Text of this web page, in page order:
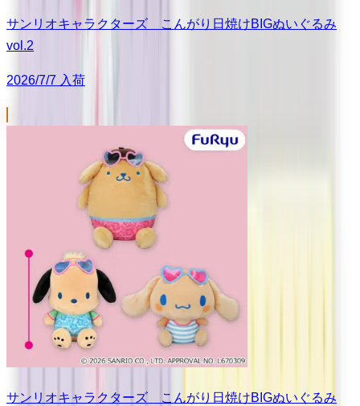
サンリオキャラクターズ こんがり日焼けBIGぬいぐるみ
vol.2
2026/7/7 入荷
サンリオキャラクターズ こんがり日焼けBIGぬいぐるみ